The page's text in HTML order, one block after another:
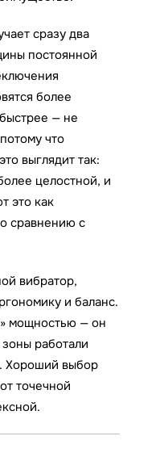
сразу два
постоянной
более
— не
что
выглядит так:
целостной, и
это как
сравнению с
вибратор,
и баланс.
мощностью — он
работали
Хороший выбор
точечной